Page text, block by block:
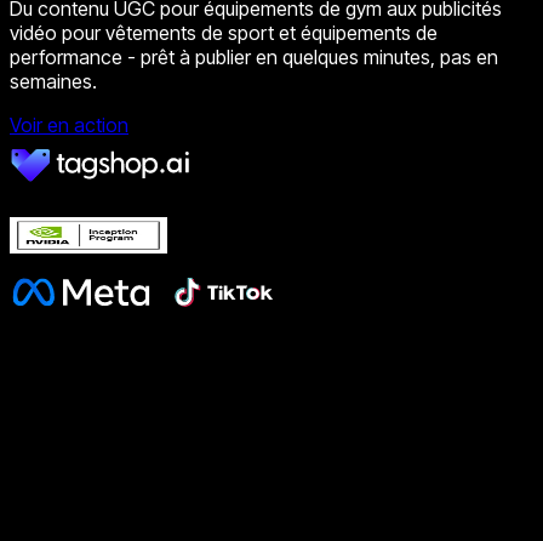
Du contenu UGC pour équipements de gym aux publicités
vidéo pour vêtements de sport et équipements de
performance - prêt à publier en quelques minutes, pas en
semaines.
Voir en action